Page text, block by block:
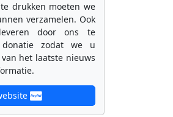
drukken moeten we
verzamelen. Ook
door ons te
zodat we u
het laatste nieuws